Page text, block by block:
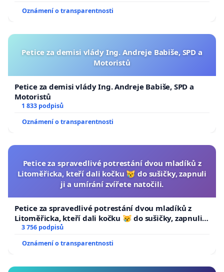
Oznámení o transparentnosti
Petice za demisi vlády Ing. Andreje Babiše, SPD a
Motoristů
Petice za demisi vlády Ing. Andreje Babiše, SPD a
Motoristů
1 833 podpisů
Oznámení o transparentnosti
Petice za spravedlivé potrestání dvou mladíků z
Litoměřicka, kteří dali kočku 😿 do sušičky, zapnuli
ji a umírání zvířete natočili.
Petice za spravedlivé potrestání dvou mladíků z
Litoměřicka, kteří dali kočku 😿 do sušičky, zapnuli ji
a umírání zvířete natočili.
3 756 podpisů
Oznámení o transparentnosti